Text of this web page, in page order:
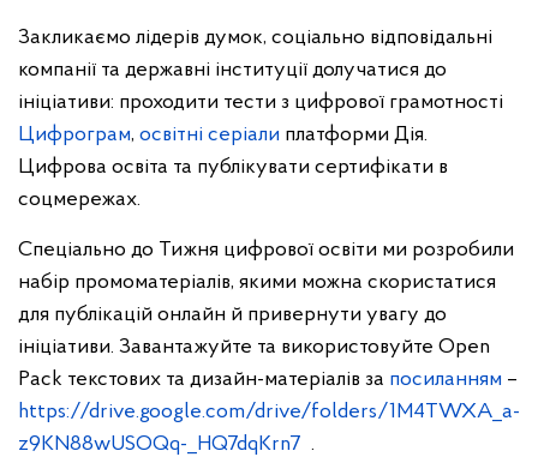
Закликаємо лідерів думок, соціально відповідальні
компанії та державні інституції долучатися до
ініціативи: проходити тести з цифрової грамотності
Цифрограм, освітні серіали платформи Дія.
Цифрова освіта та публікувати сертифікати в
соцмережах.
Спеціально до Тижня цифрової освіти ми розробили
набір промоматеріалів, якими можна скористатися
для публікацій онлайн й привернути увагу до
ініціативи. Завантажуйте та використовуйте Open
Pack текстових та дизайн-матеріалів за посиланням –
https://drive.google.com/drive/folders/1M4TWXA_a-
z9KN88wUSOQq-_HQ7dqKrn7 .